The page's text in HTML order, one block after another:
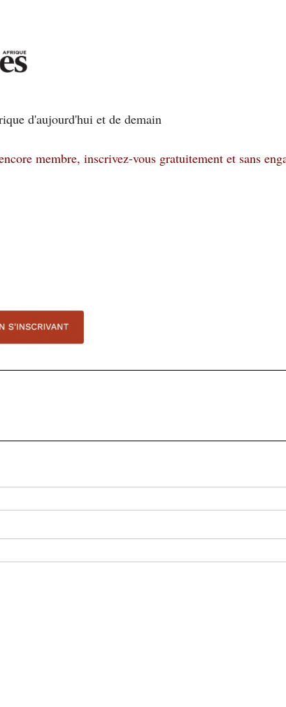
d'aujourd'hui et de demain
membre, inscrivez-vous gratuitement et sans